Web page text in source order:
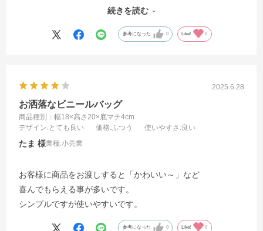
欲を言えば、少しシワが出来やすいのが難点ですが、値段の
ことを考えると、それは仕方ないですね。
続きを読む
参考になった 0 Like! 0
2025.6.28
お洒落なビニールバッグ
商品種別：幅18×高さ20×底マチ4cm
デザイン:とても良い 価格:ふつう 使いやすさ :良い
たま 業種:小売業
お客様に商品をお渡しすると「かわいい～」など
喜んでもらえる事が多いです。
シンプルですが使いやすいです。
参考になった 0 Like! 0